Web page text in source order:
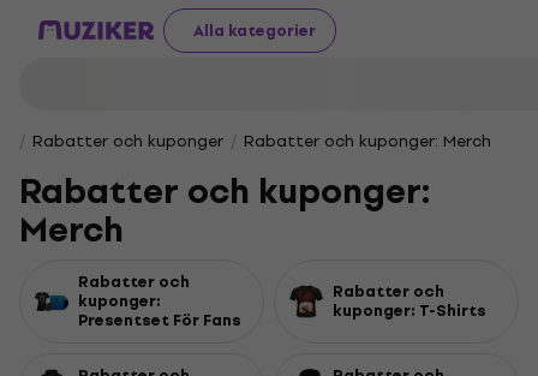
Alla kategorier
Rabatter och kuponger Rabatter och kuponger: Merch
Rabatter och kuponger:
Merch
Rabatter och
kuponger:
Presentset För Fans
Rabatter och
kuponger: T-Shirts